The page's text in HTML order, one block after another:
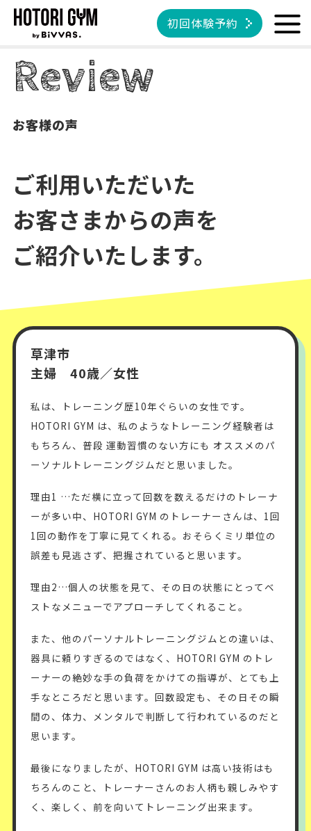
初回体験予約
Review
お客様の声
ご利用いただいた
お客さまからの声を
ご紹介いたします。
草津市
主婦 40歳／女性
私は、トレーニング歴10年ぐらいの女性です。
HOTORI GYM は、私のようなトレーニング経験者は
もちろん、普段 運動習慣のない方にも オススメのパ
ーソナルトレーニングジムだと思いました。
理由1 …ただ横に立って回数を数えるだけのトレーナ
ーが多い中、HOTORI GYM のトレーナーさんは、1回
1回の動作を丁寧に見てくれる。おそらくミリ単位の
誤差も見逃さず、把握されていると思います。
理由2…個人の状態を見て、その日の状態にとってベ
ストなメニューでアプローチしてくれること。
また、他のパーソナルトレーニングジムとの違いは、
器具に頼りすぎるのではなく、HOTORI GYM のトレ
ーナーの絶妙な手の負荷をかけての指導が、とても上
手なところだと思います。回数設定も、その日その瞬
間の、体力、メンタルで判断して行われているのだと
思います。
最後になりましたが、HOTORI GYM は高い技術はも
ちろんのこと、トレーナーさんのお人柄も親しみやす
く、楽しく、前を向いてトレーニング出来ます。